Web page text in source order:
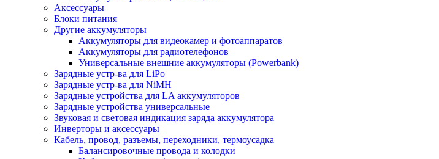
Аксессуары
Блоки питания
Другие аккумуляторы
Аккумуляторы для видеокамер и фотоаппаратов
Аккумуляторы для радиотелефонов
Универсальные внешние аккумуляторы (Powerbank)
Зарядные устр-ва для LiPo
Зарядные устр-ва для NiMH
Зарядные устройства для LA аккумуляторов
Зарядные устройства универсальные
Звуковая и световая индикация заряда аккумулятора
Инверторы и аксессуары
Кабель, провод, разъемы, переходники, термоусадка
Балансировочные провода и колодки